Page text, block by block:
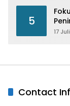
5
17
Contact